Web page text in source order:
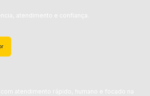
atendimento e confiança.
atendimento rápido, humano e focado na